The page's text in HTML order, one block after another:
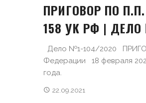
ПРИГОВОР ПО
158 УК РФ |
Дело №1-104/2020
Федерации 18 февраля
года.
22.09.2021